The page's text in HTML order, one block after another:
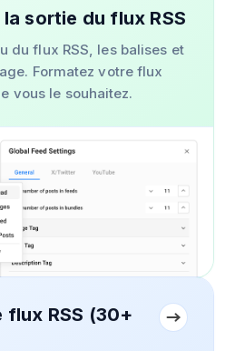
sortie du flux RSS
du flux RSS, les balises et
Formatez votre flux
vous le souhaitez.
RSS (30+